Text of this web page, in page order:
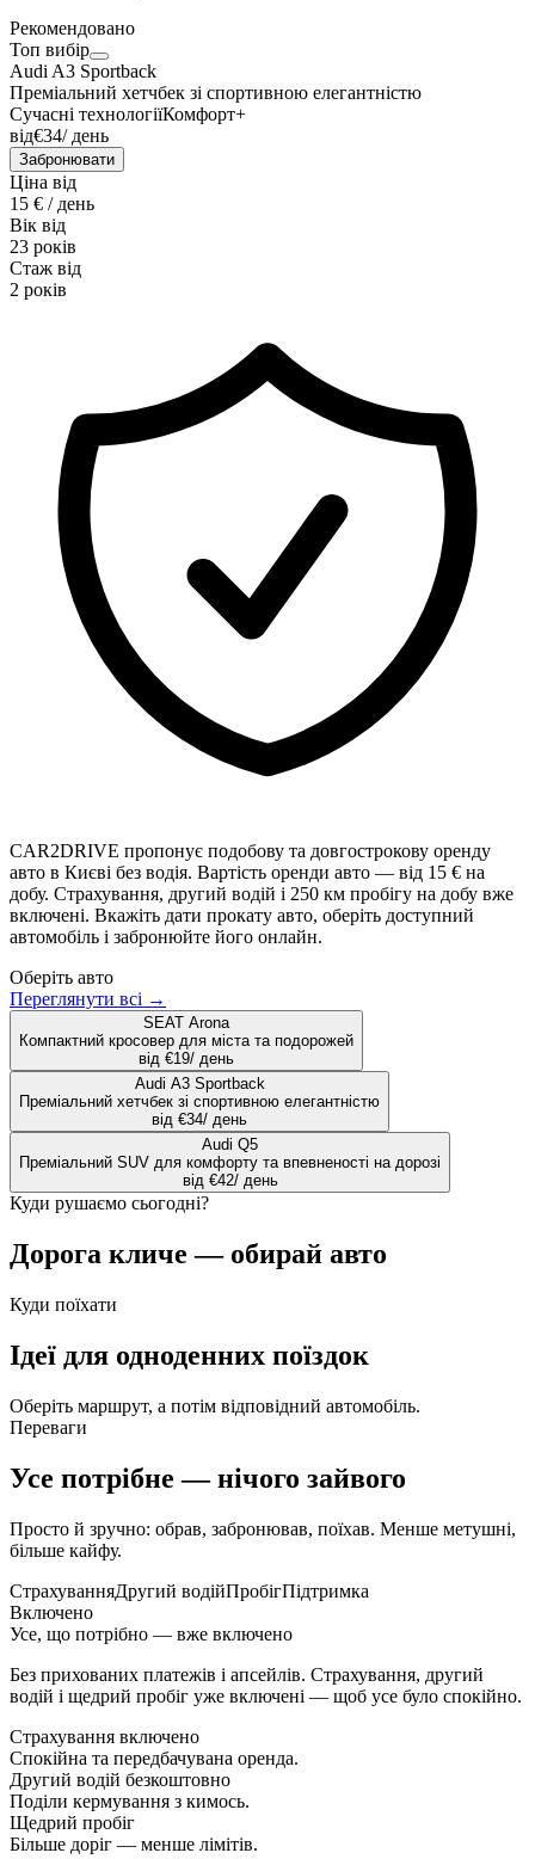
Рекомендовано
Топ вибір
Audi A3 Sportback
Преміальний хетчбек зі спортивною елегантністю
Сучасні технологіїКомфорт+
від€34/ день
Забронювати
Ціна від
15 € / день
Вік від
23 років
Стаж від
2 років
CAR2DRIVE пропонує подобову та довгострокову оренду
авто в Києві без водія. Вартість оренди авто — від 15 € на
добу. Страхування, другий водій і 250 км пробігу на добу вже
включені. Вкажіть дати прокату авто, оберіть доступний
автомобіль і забронюйте його онлайн.
Оберіть авто
Переглянути всі →
SEAT Arona
Компактний кросовер для міста та подорожей
від €19/ день
Audi A3 Sportback
Преміальний хетчбек зі спортивною елегантністю
від €34/ день
Audi Q5
Преміальний SUV для комфорту та впевненості на дорозі
від €42/ день
Куди рушаємо сьогодні?
Дорога кличе — обирай авто
Куди поїхати
Ідеї для одноденних поїздок
Оберіть маршрут, а потім відповідний автомобіль.
Переваги
Усе потрібне — нічого зайвого
Просто й зручно: обрав, забронював, поїхав. Менше метушні,
більше кайфу.
СтрахуванняДругий водійПробігПідтримка
Включено
Усе, що потрібно — вже включено
Без прихованих платежів і апсейлів. Страхування, другий
водій і щедрий пробіг уже включені — щоб усе було спокійно.
Страхування включено
Спокійна та передбачувана оренда.
Другий водій безкоштовно
Поділи кермування з кимось.
Щедрий пробіг
Більше доріг — менше лімітів.